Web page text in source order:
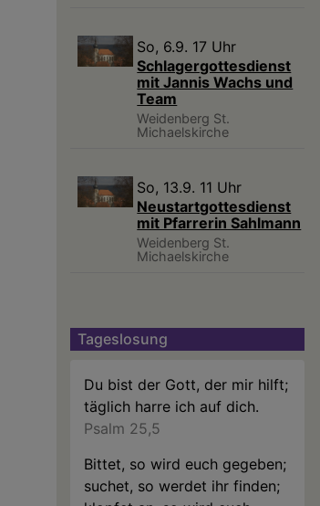
So, 6.9. 17 Uhr
Schlagergottesdienst
mit Jannis Wachs und
Team
Weidenberg St.
Michaelskirche
So, 13.9. 11 Uhr
Neustartgottesdienst
mit Pfarrerin Sahlmann
Weidenberg St.
Michaelskirche
Tageslosung
Du bist der Gott, der mir hilft;
täglich harre ich auf dich.
Psalm 25,5
Bittet, so wird euch gegeben;
suchet, so werdet ihr finden;